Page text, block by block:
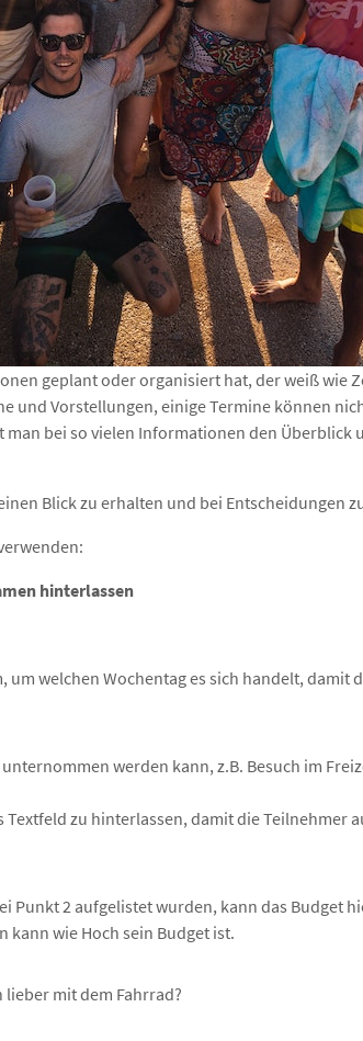
geplant oder organisiert hat, der weiß wie
und Vorstellungen, einige Termine können
bei so vielen Informationen den Überblick
Blick zu erhalten und bei Entscheidungen
hinterlassen
um welchen Wochentag es sich handelt,
werden kann, z.B. Besuch im
Textfeld zu hinterlassen, damit die Teilnehmer
Punkt 2 aufgelistet wurden, kann das Budget
kann wie Hoch sein Budget ist.
lieber mit dem Fahrrad?